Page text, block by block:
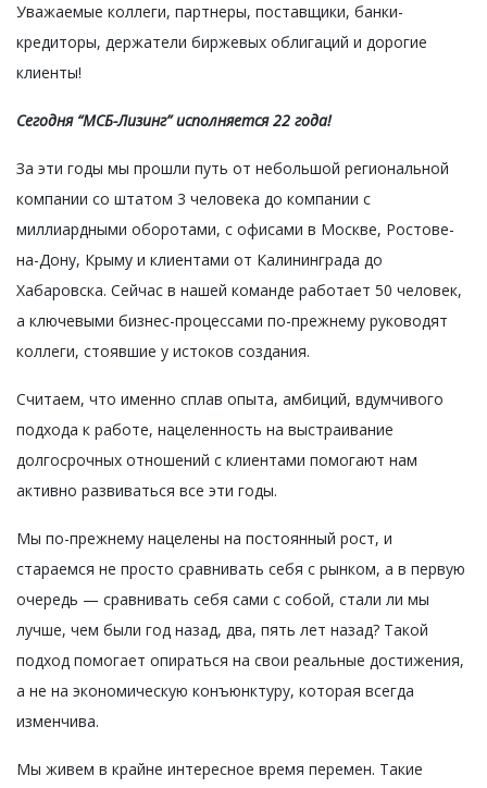
Уважаемые коллеги, партнеры, поставщики, банки-
кредиторы, держатели биржевых облигаций и дорогие
клиенты!
Сегодня “МСБ-Лизинг” исполняется 22 года!
За эти годы мы прошли путь от небольшой региональной
компании со штатом 3 человека до компании с
миллиардными оборотами, с офисами в Москве, Ростове-
на-Дону, Крыму и клиентами от Калининграда до
Хабаровска. Сейчас в нашей команде работает 50 человек,
а ключевыми бизнес-процессами по-прежнему руководят
коллеги, стоявшие у истоков создания.
Считаем, что именно сплав опыта, амбиций, вдумчивого
подхода к работе, нацеленность на выстраивание
долгосрочных отношений с клиентами помогают нам
активно развиваться все эти годы.
Мы по-прежнему нацелены на постоянный рост, и
стараемся не просто сравнивать себя с рынком, а в первую
очередь — сравнивать себя сами с собой, стали ли мы
лучше, чем были год назад, два, пять лет назад? Такой
подход помогает опираться на свои реальные достижения,
а не на экономическую конъюнктуру, которая всегда
изменчива.
Мы живем в крайне интересное время перемен. Такие